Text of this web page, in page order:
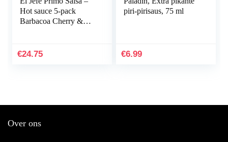
Hot sauce 5-pack
Barbacoa Cherry &
100ml
€24.75
piri-pirisaus, 75 ml
€6.99
Over ons